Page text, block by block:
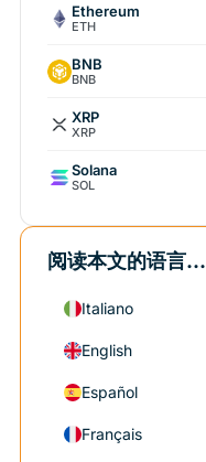
Ethereum
ETH
BNB
BNB
XRP
XRP
Solana
SOL
阅读本文的语言...
Italiano
English
Español
Français